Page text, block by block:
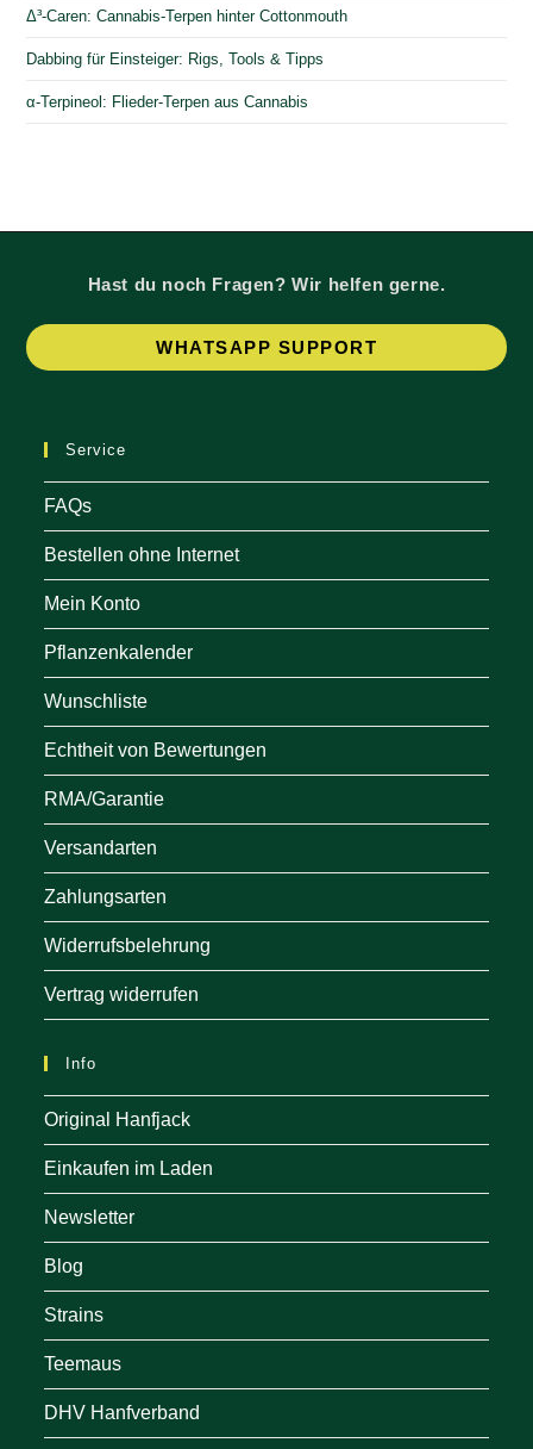
Δ³-Caren: Cannabis-Terpen hinter Cottonmouth
Dabbing für Einsteiger: Rigs, Tools & Tipps
α-Terpineol: Flieder-Terpen aus Cannabis
Hast du noch Fragen? Wir helfen gerne.
WHATSAPP SUPPORT
Service
FAQs
Bestellen ohne Internet
Mein Konto
Pflanzenkalender
Wunschliste
Echtheit von Bewertungen
RMA/Garantie
Versandarten
Zahlungsarten
Widerrufsbelehrung
Vertrag widerrufen
Info
Original Hanfjack
Einkaufen im Laden
Newsletter
Blog
Strains
Teemaus
DHV Hanfverband